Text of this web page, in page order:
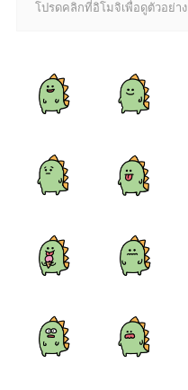
โปรดคลิกที่อิโมจิเพื่อดูตัวอย่าง